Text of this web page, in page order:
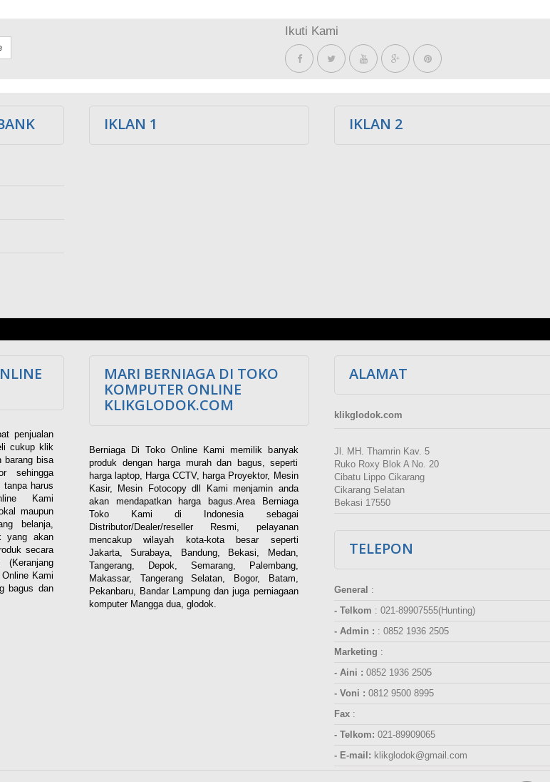
Ikuti Kami
IKLAN 1 IKLAN 2
penjualan
cukup klik
barang bisa
sehingga
tanpa harus
Kami
maupun
belanja,
yang akan
secara
Kami
bagus dan
MARI BERNIAGA DI TOKO
KOMPUTER ONLINE
KLIKGLODOK.COM
Berniaga Di Toko Online Kami memilik banyak
produk dengan harga murah dan bagus, seperti
harga laptop, Harga CCTV, harga Proyektor, Mesin
Kasir, Mesin Fotocopy dll Kami menjamin anda
akan mendapatkan harga bagus.Area Berniaga
Toko Kami di Indonesia sebagai
Distributor/Dealer/reseller Resmi, pelayanan
mencakup wilayah kota-kota besar seperti
Jakarta, Surabaya, Bandung, Bekasi, Medan,
Tangerang, Depok, Semarang, Palembang,
Makassar, Tangerang Selatan, Bogor, Batam,
Pekanbaru, Bandar Lampung dan juga perniagaan
komputer Mangga dua, glodok.
ALAMAT
klikglodok.com
Jl. MH. Thamrin Kav. 5
Ruko Roxy Blok A No. 20
Cibatu Lippo Cikarang
Cikarang Selatan
Bekasi 17550
TELEPON
General :
- Telkom : 021-89907555(Hunting)
- Admin : : 0852 1936 2505
Marketing :
- Aini : 0852 1936 2505
- Voni : 0812 9500 8995
Fax:
- Telkom: 021-89909065
- E-mail: klikglodok@gmail.com